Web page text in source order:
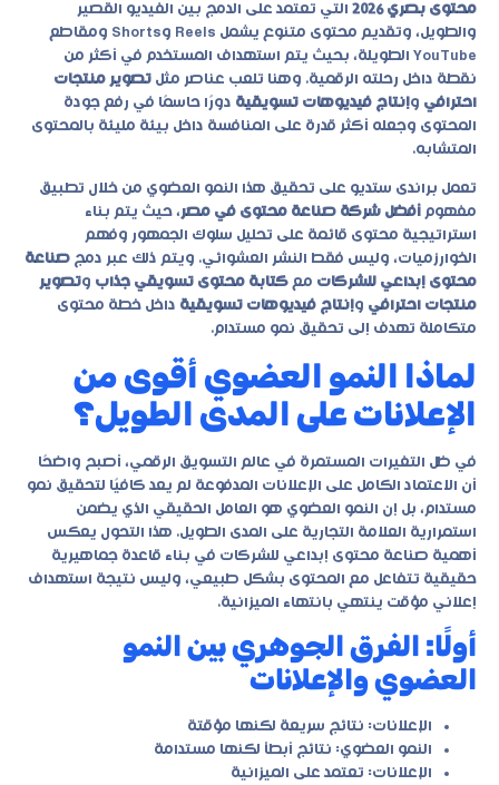
محتوى بصري 2026
التي تعتمد على الدمج بين الفيديو القصير
والطويل، وتقديم محتوى متنوع يشمل Reels وShorts ومقاطع
YouTube الطويلة، بحيث يتم استهداف المستخدم في أكثر من
نقطة داخل رحلته الرقمية. وهنا تلعب عناصر مثل تصوير منتجات
احترافي وإنتاج فيديوهات تسويقية دورًا حاسمًا في رفع جودة
المحتوى وجعله أكثر قدرة على المنافسة داخل بيئة مليئة بالمحتوى
المتشابه.
تعمل براندى ستديو على تحقيق هذا النمو العضوي من خلال تطبيق
مفهوم أفضل شركة صناعة محتوى في مصر، حيث يتم بناء
استراتيجية محتوى قائمة على تحليل سلوك الجمهور وفهم
الخوارزميات، وليس فقط النشر العشوائي. ويتم ذلك عبر دمج صناعة
محتوى إبداعي للشركات مع كتابة محتوى تسويقي جذاب وتصوير
منتجات احترافي وإنتاج فيديوهات تسويقية داخل خطة محتوى
متكاملة تهدف إلى تحقيق نمو مستدام.
لماذا النمو العضوي أقوى من
الإعلانات على المدى الطويل؟
في ظل التغيرات المستمرة في عالم التسويق الرقمي، أصبح واضحًا
أن الاعتماد الكامل على الإعلانات المدفوعة لم يعد كافيًا لتحقيق نمو
مستدام، بل إن النمو العضوي هو العامل الحقيقي الذي يضمن
استمرارية العلامة التجارية على المدى الطويل. هذا التحول يعكس
أهمية صناعة محتوى إبداعي للشركات في بناء قاعدة جماهيرية
حقيقية تتفاعل مع المحتوى بشكل طبيعي، وليس نتيجة استهداف
إعلاني مؤقت ينتهي بانتهاء الميزانية.
أولًا: الفرق الجوهري بين النمو
العضوي والإعلانات
الإعلانات: نتائج سريعة لكنها مؤقتة
النمو العضوي: نتائج أبطأ لكنها مستدامة
الإعلانات: تعتمد على الميزانية